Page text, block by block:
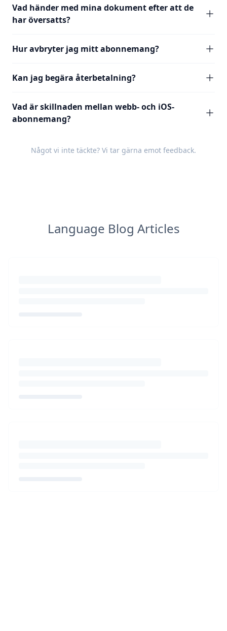
Vad händer med mina dokument efter att de
har översatts?
Hur avbryter jag mitt abonnemang?
Kan jag begära återbetalning?
Vad är skillnaden mellan webb- och iOS-
abonnemang?
Något vi inte täckte? Vi tar gärna emot feedback.
Language Blog Articles